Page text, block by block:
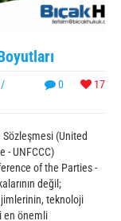
0 17
/
(United
- UNFCCC)
of the Parties -
değil;
teknoloji
en önemli